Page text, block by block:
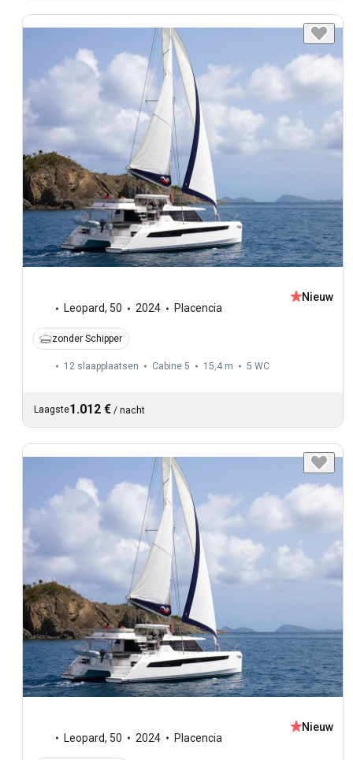
Leopard, 50 2024 Placencia
Nieuw
zonder Schipper
12 slaapplaatsen Cabine 5 15,4 m 5 WC
Laagste1.012 € / nacht
Leopard, 50 2024 Placencia
Nieuw